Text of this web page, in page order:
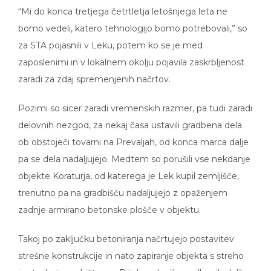
“Mi do konca tretjega četrtletja letošnjega leta ne
bomo vedeli, katero tehnologijo bomo potrebovali,” so
za STA pojasnili v Leku, potem ko se je med
zaposlenimi in v lokalnem okolju pojavila zaskrbljenost
zaradi za zdaj spremenjenih načrtov.
Pozimi so sicer zaradi vremenskih razmer, pa tudi zaradi
delovnih nezgod, za nekaj časa ustavili gradbena dela
ob obstoječi tovarni na Prevaljah, od konca marca dalje
pa se dela nadaljujejo. Medtem so porušili vse nekdanje
objekte Koraturja, od katerega je Lek kupil zemljišče,
trenutno pa na gradbišču nadaljujejo z opaženjem
zadnje armirano betonske plošče v objektu.
Takoj po zaključku betoniranja načrtujejo postavitev
strešne konstrukcije in nato zapiranje objekta s streho